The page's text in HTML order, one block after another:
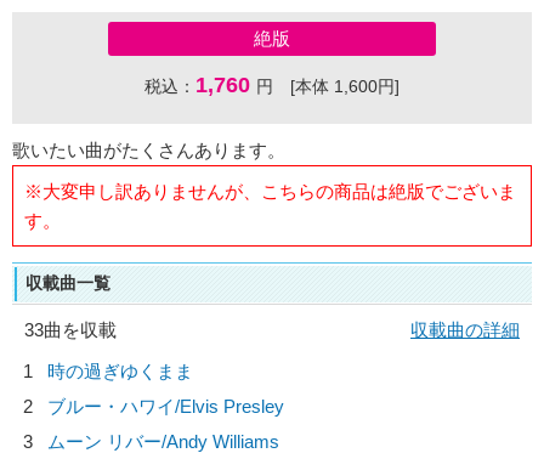
絶版
税込： 1,760 円 [本体 1,600円]
歌いたい曲がたくさんあります。
※大変申し訳ありませんが、こちらの商品は絶版でございま
す。
収載曲一覧
33曲を収載
収載曲の詳細
1
時の過ぎゆくまま
2
ブルー・ハワイ/Elvis Presley
3
ムーン リバー/Andy Williams